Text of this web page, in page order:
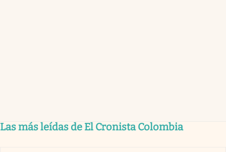
Las más leídas de El Cronista Colombia